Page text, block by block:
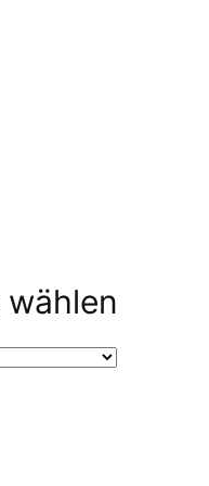
wählen